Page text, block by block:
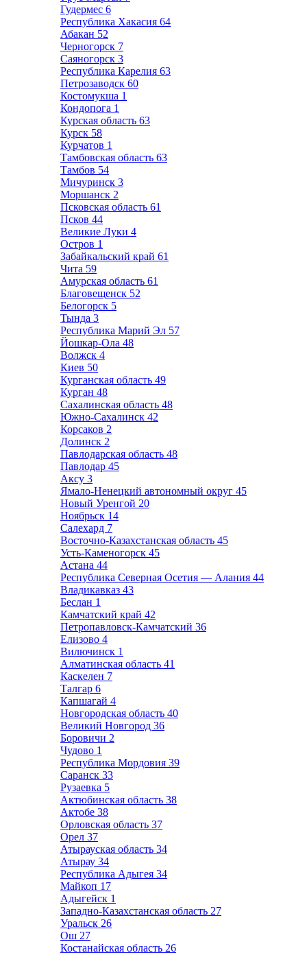
Гудермес 6
Республика Хакасия 64
Абакан 52
Черногорск 7
Саяногорск 3
Республика Карелия 63
Петрозаводск 60
Костомукша 1
Кондопога 1
Курская область 63
Курск 58
Курчатов 1
Тамбовская область 63
Тамбов 54
Мичуринск 3
Моршанск 2
Псковская область 61
Псков 44
Великие Луки 4
Остров 1
Забайкальский край 61
Чита 59
Амурская область 61
Благовещенск 52
Белогорск 5
Тында 3
Республика Марий Эл 57
Йошкар-Ола 48
Волжск 4
Киев 50
Курганская область 49
Курган 48
Сахалинская область 48
Южно-Сахалинск 42
Корсаков 2
Долинск 2
Павлодарская область 48
Павлодар 45
Аксу 3
Ямало-Ненецкий автономный округ 45
Новый Уренгой 20
Ноябрьск 14
Салехард 7
Восточно-Казахстанская область 45
Усть-Каменогорск 45
Астана 44
Республика Северная Осетия — Алания 44
Владикавказ 43
Беслан 1
Камчатский край 42
Петропавловск-Камчатский 36
Елизово 4
Вилючинск 1
Алматинская область 41
Каскелен 7
Талгар 6
Капшагай 4
Новгородская область 40
Великий Новгород 36
Боровичи 2
Чудово 1
Республика Мордовия 39
Саранск 33
Рузаевка 5
Актюбинская область 38
Актобе 38
Орловская область 37
Орел 37
Атырауская область 34
Атырау 34
Республика Адыгея 34
Майкоп 17
Адыгейск 1
Западно-Казахстанская область 27
Уральск 26
Ош 27
Костанайская область 26